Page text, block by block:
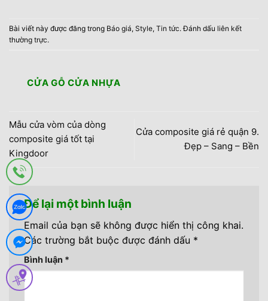
Bài viết này được đăng trong Báo giá, Style, Tin tức. Đánh dấu liên kết
thường trực.
CỬA GỖ CỬA NHỰA
Mẫu cửa vòm của dòng
composite giá tốt tại
Kingdoor
Cửa composite giá rẻ quận 9.
Đẹp – Sang – Bền
Để lại một bình luận
Email của bạn sẽ không được hiển thị công khai.
Các trường bắt buộc được đánh dấu *
Bình luận *